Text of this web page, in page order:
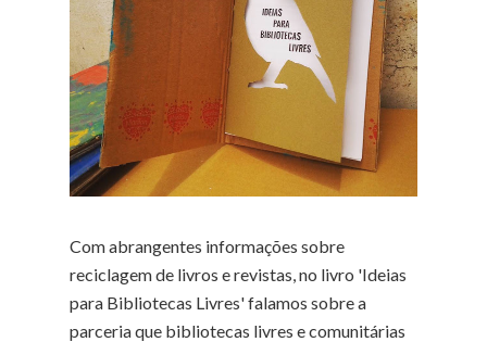
Com abrangentes informações sobre
reciclagem de livros e revistas, no livro 'Ideias
para Bibliotecas Livres' falamos sobre a
parceria que bibliotecas livres e comunitárias